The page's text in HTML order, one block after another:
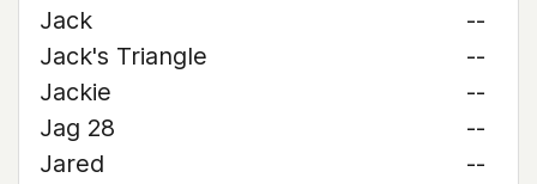
Jack
--
Jack's Triangle
--
Jackie
--
Jag 28
--
Jared
--